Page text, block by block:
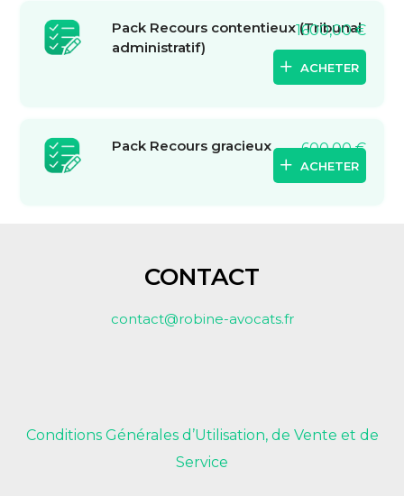
ACHETER
Pack Recours contentieux (Tribunal
administratif)
1600,00€
ACHETER
Pack Recours gracieux 600,00€
CONTACT
contact@robine-avocats.fr
Conditions Générales d’Utilisation, de Vente et de
Service